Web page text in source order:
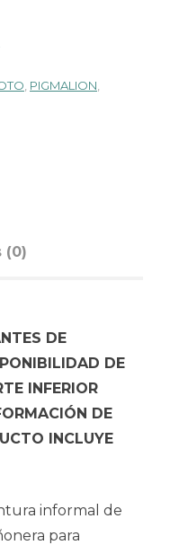
PIGMALION
(0)
DE
DE
INFERIOR
DE
INCLUYE
informal de
para